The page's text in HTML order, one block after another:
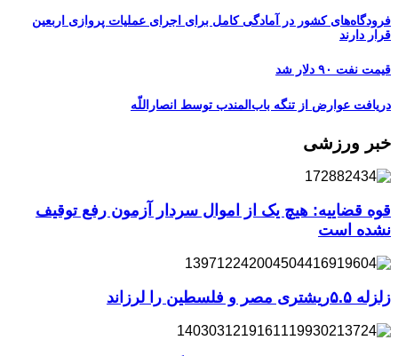
فرودگاه‌های کشور در آمادگی کامل برای اجرای عملیات پروازی اربعین
قرار دارند
قیمت نفت ۹۰ دلار شد
دریافت عوارض از تنگه باب‌المندب توسط انصاراللّه
خبر ورزشی
قوه قضاییه: هیچ یک از اموال سردار آزمون رفع توقیف
نشده است
زلزله ۵.۵ریشتری مصر و فلسطین را لرزاند